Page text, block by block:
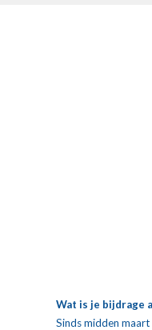
Wat is je bijdrage
Sinds midden